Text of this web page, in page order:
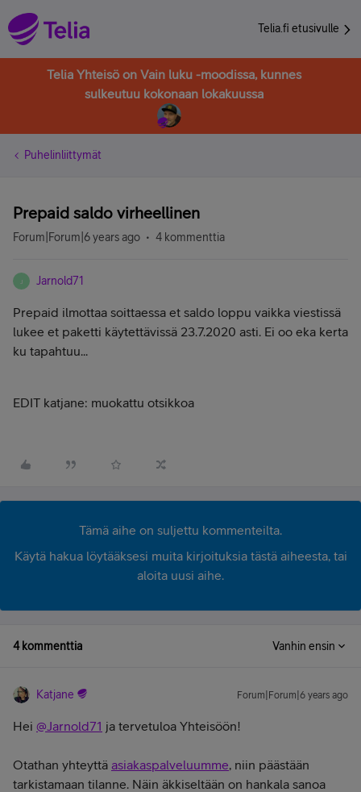
Telia.fi etusivulle
Telia Yhteisö on Vain luku -moodissa, kunnes
sulkeutuu kokonaan lokakuussa
Puhelinliittymät
Prepaid saldo virheellinen
Forum|Forum|6 years ago 4 kommenttia
J Jarnold71
Prepaid ilmottaa soittaessa et saldo loppu vaikka viestissä
lukee et paketti käytettävissä 23.7.2020 asti. Ei oo eka kerta
ku tapahtuu...
EDIT katjane: muokattu otsikkoa
Tämä aihe on suljettu kommenteilta.
Käytä hakua löytääksesi muita kirjoituksia tästä aiheesta, tai
aloita uusi aihe.
4 kommenttia Vanhin ensin
Katjane Forum|Forum|6 years ago
Hei @Jarnold71 ja tervetuloa Yhteisöön!
Otathan yhteyttä asiakaspalveluumme, niin päästään
tarkistamaan tilanne. Näin äkkiseltään on hankala sanoa